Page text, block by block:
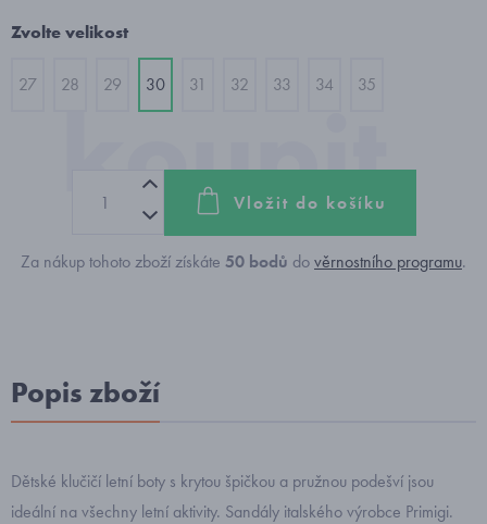
Zvolte velikost
27 28 29 30 31 32 33 34 35
Vložit do košíku
Za nákup tohoto zboží získáte 50 bodů dověrnostního programu.
Popis zboží
Dětské klučičí letní boty s krytou špičkou a pružnou podešví jsou
ideální na všechny letní aktivity. Sandály italského výrobce Primigi.